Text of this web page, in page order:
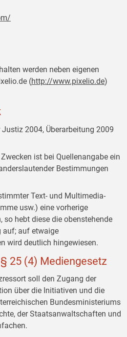
werden neben eigenen
(http://www.pixelio.de)
2004, Überarbeitung 2009
ist bei Quellenangabe ein
Bestimmungen
Text- und Multimedia-
usw.) eine vorherige
so hebt diese die obenstehende
auf; auf etwaige
wird deutlich hingewiesen.
25 (4) Mediengesetz
soll den Zugang der
über die Initiativen und die
Bundesministeriums
der Staatsanwaltschaften und